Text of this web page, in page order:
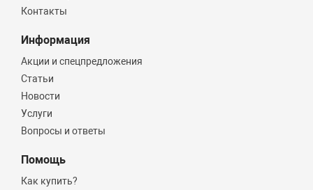
Контакты
Информация
Акции и спецпредложения
Статьи
Новости
Услуги
Вопросы и ответы
Помощь
Как купить?